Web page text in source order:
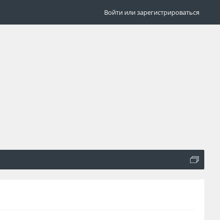
Войти или зарегистрироваться